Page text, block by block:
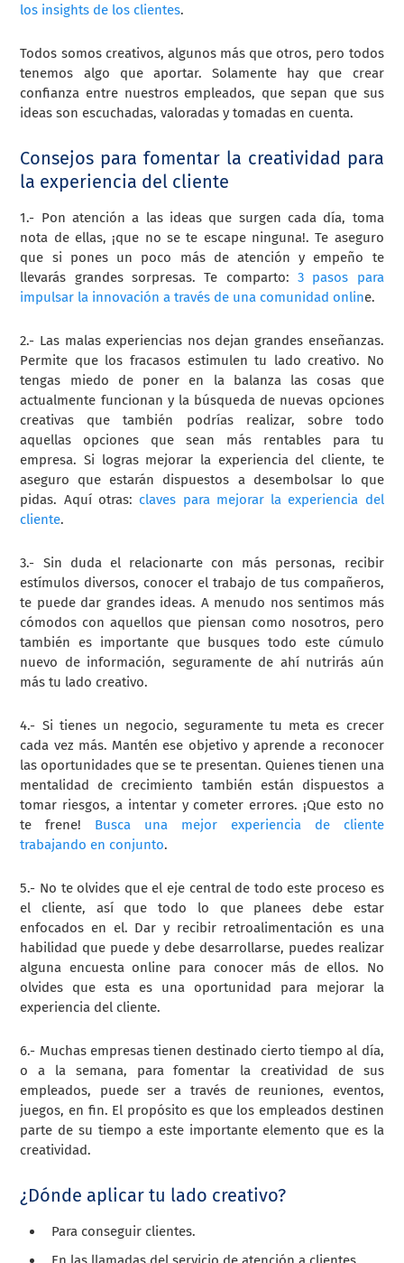
los insights de los clientes.
Todos somos creativos, algunos más que otros, pero todos
tenemos algo que aportar. Solamente hay que crear
confianza entre nuestros empleados, que sepan que sus
ideas son escuchadas, valoradas y tomadas en cuenta.
Consejos para fomentar la creatividad para
la experiencia del cliente
1.- Pon atención a las ideas que surgen cada día, toma
nota de ellas, ¡que no se te escape ninguna!. Te aseguro
que si pones un poco más de atención y empeño te
llevarás grandes sorpresas. Te comparto: 3 pasos para
impulsar la innovación a través de una comunidad online.
2.- Las malas experiencias nos dejan grandes enseñanzas.
Permite que los fracasos estimulen tu lado creativo. No
tengas miedo de poner en la balanza las cosas que
actualmente funcionan y la búsqueda de nuevas opciones
creativas que también podrías realizar, sobre todo
aquellas opciones que sean más rentables para tu
empresa. Si logras mejorar la experiencia del cliente, te
aseguro que estarán dispuestos a desembolsar lo que
pidas. Aquí otras: claves para mejorar la experiencia del
cliente.
3.- Sin duda el relacionarte con más personas, recibir
estímulos diversos, conocer el trabajo de tus compañeros,
te puede dar grandes ideas. A menudo nos sentimos más
cómodos con aquellos que piensan como nosotros, pero
también es importante que busques todo este cúmulo
nuevo de información, seguramente de ahí nutrirás aún
más tu lado creativo.
4.- Si tienes un negocio, seguramente tu meta es crecer
cada vez más. Mantén ese objetivo y aprende a reconocer
las oportunidades que se te presentan. Quienes tienen una
mentalidad de crecimiento también están dispuestos a
tomar riesgos, a intentar y cometer errores. ¡Que esto no
te frene! Busca una mejor experiencia de cliente
trabajando en conjunto.
5.- No te olvides que el eje central de todo este proceso es
el cliente, así que todo lo que planees debe estar
enfocados en el. Dar y recibir retroalimentación es una
habilidad que puede y debe desarrollarse, puedes realizar
alguna encuesta online para conocer más de ellos. No
olvides que esta es una oportunidad para mejorar la
experiencia del cliente.
6.- Muchas empresas tienen destinado cierto tiempo al día,
o a la semana, para fomentar la creatividad de sus
empleados, puede ser a través de reuniones, eventos,
juegos, en fin. El propósito es que los empleados destinen
parte de su tiempo a este importante elemento que es la
creatividad.
¿Dónde aplicar tu lado creativo?
Para conseguir clientes.